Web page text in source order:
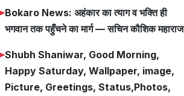
Bokaro News: अहंकार का त्याग व भक्ति ही
भगवान तक पहुँचने का मार्ग — सचिन कौशिक महाराज
Shubh Shaniwar, Good Morning,
Happy Saturday, Wallpaper, image,
Picture, Greetings, Status,Photos,